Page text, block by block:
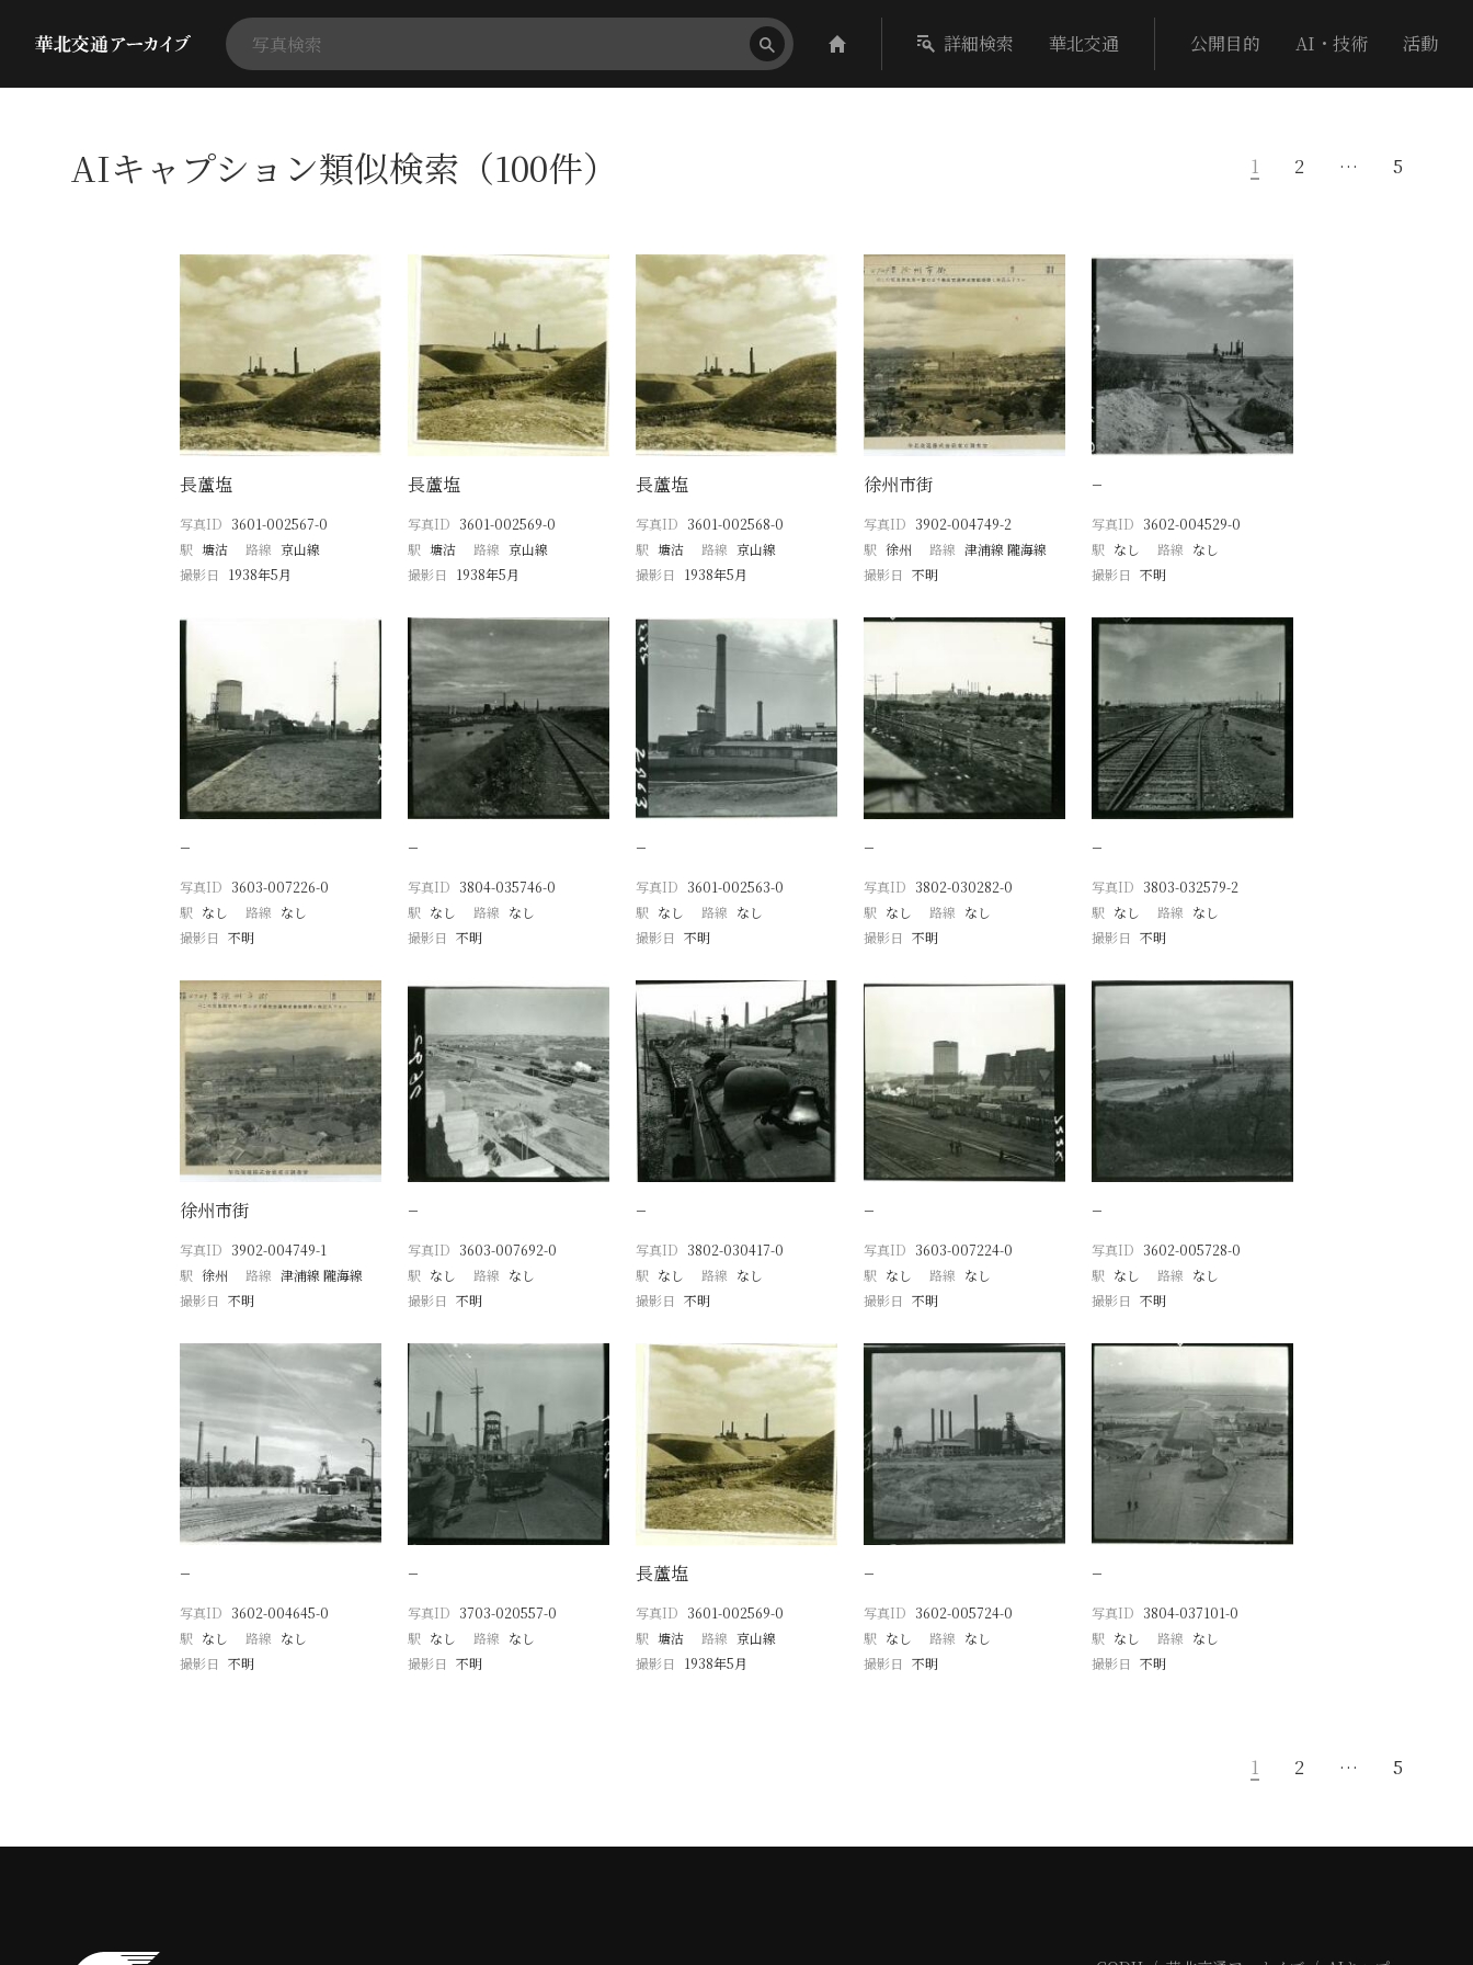
詳細検索 華北交通 公開目的 AI・技術 活動
AIキャプション類似検索（100件） 1 2 … 5
長蘆塩
写真ID 3601-002567-0
駅 塘沽 路線 京山線
撮影日
1938年5月
長蘆塩
写真ID 3601-002569-0
駅 塘沽 路線 京山線
撮影日
1938年5月
長蘆塩
写真ID 3601-002568-0
駅 塘沽 路線 京山線
撮影日
1938年5月
徐州市街
写真ID 3902-004749-2
駅 徐州 路線 津浦線 隴海線
撮影日 不明
−
写真ID 3602-004529-0
駅 なし 路線 なし
撮影日 不明
−
写真ID 3603-007226-0
駅 なし 路線 なし
撮影日 不明
−
写真ID 3804-035746-0
駅 なし 路線 なし
撮影日 不明
−
写真ID 3601-002563-0
駅 なし 路線 なし
撮影日 不明
−
写真ID 3802-030282-0
駅 なし 路線 なし
撮影日 不明
−
写真ID 3803-032579-2
駅 なし 路線 なし
撮影日 不明
徐州市街
写真ID 3902-004749-1
駅 徐州 路線 津浦線 隴海線
撮影日 不明
−
写真ID 3603-007692-0
駅 なし 路線 なし
撮影日 不明
−
写真ID 3802-030417-0
駅 なし 路線 なし
撮影日 不明
−
写真ID 3603-007224-0
駅 なし 路線 なし
撮影日 不明
−
写真ID 3602-005728-0
駅 なし 路線 なし
撮影日 不明
−
写真ID 3602-004645-0
駅 なし 路線 なし
撮影日 不明
−
写真ID 3703-020557-0
駅 なし 路線 なし
撮影日 不明
長蘆塩
写真ID 3601-002569-0
駅 塘沽 路線 京山線
撮影日
1938年5月
−
写真ID 3602-005724-0
駅 なし 路線 なし
撮影日 不明
−
写真ID 3804-037101-0
駅 なし 路線 なし
撮影日 不明
1 2 … 5